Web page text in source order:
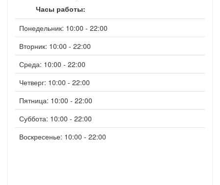
Часы работы:
Понедельник: 10:00 - 22:00
Вторник: 10:00 - 22:00
Среда: 10:00 - 22:00
Четверг: 10:00 - 22:00
Пятница: 10:00 - 22:00
Суббота: 10:00 - 22:00
Воскресенье: 10:00 - 22:00